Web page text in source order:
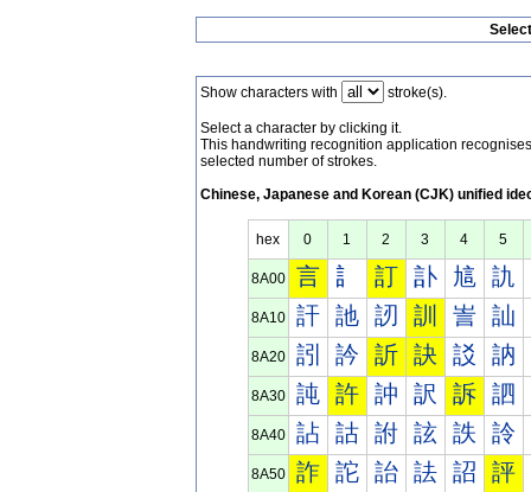
Show characters with stroke(s).
Select a character by clicking it.
This handwriting recognition application
selected number of strokes.
Chinese, Japanese and Korean (CJK) unified
hex 0 1 2 3 4 5
8A00 言 訁 訂 訃 訄 訅
8A10 訐 訑 訒 訓 訔 訕
8A20 訠 訡 訢 訣 訤 訥
8A30 訰 許 訲 訳 訴 訵
8A40 詀 詁 詂 詃 詄 詅
8A50 詐 詑 詒 詓 詔 評